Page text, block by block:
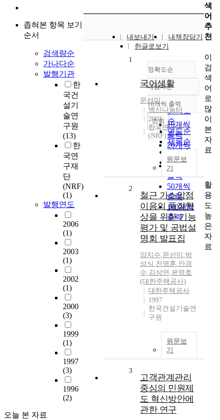
좁혀본 항목 보기
순서
검색량순
가나다순
발행기관
한
국건
설기
술연
구원
(13)
한
국연
구재
단
(NRF)
(1)
발행연도
2006
(1)
2003
(1)
2002
(1)
2000
(3)
1999
(1)
1997
(3)
1996
(2)
오늘 본 자료
내보내기
내책장담기
한글로보기
정확도순
정확도
순
인기도
순
연도순
제목순
저자순
발행기
관순
내림차순
내림차순
10개씩 출력
10개씩
출력
20개씩
출력
30개씩
출력
50개씩
출력
100개씩
출력
조회
1
국어생활
문선미
백신나눔터
2003
한국연구재단
(NRF)
원문보
기
2
철근 가스압점
이음의 품질향
상을 위한 기능
평가 및 공법설
명회 발표집
양지수,문선미 ,박
성식 ,전명훈,안경
수,김상연 ,윤영호
(대한주택공사)
대한주택공사
1997
한국건설기술연
구원
원문보
기
3
고객관계관리
중심의 민원제
도 혁신방안에
관한 연구
색
어
추
천
이
검
색
어
로
많
이
본
자
료
활
용
도
높
은
자
료